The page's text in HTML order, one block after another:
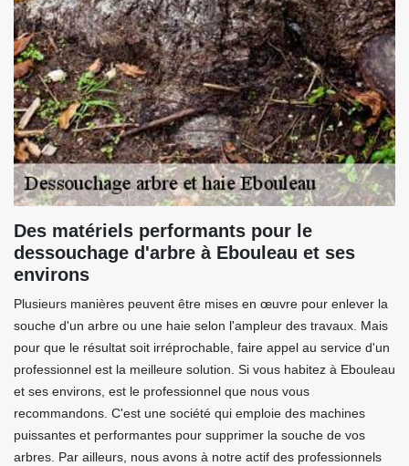
Des matériels performants pour le
dessouchage d'arbre à Ebouleau et ses
environs
Plusieurs manières peuvent être mises en œuvre pour enlever la
souche d'un arbre ou une haie selon l'ampleur des travaux. Mais
pour que le résultat soit irréprochable, faire appel au service d'un
professionnel est la meilleure solution. Si vous habitez à Ebouleau
et ses environs, est le professionnel que nous vous
recommandons. C'est une société qui emploie des machines
puissantes et performantes pour supprimer la souche de vos
arbres. Par ailleurs, nous avons à notre actif des professionnels